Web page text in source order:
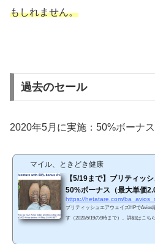
もしれません。
過去のセール
2020年5月に実施：50%ボーナス
マイル、ときどき健康
【5/19まで】ブリティッ
50%ボーナス（最大単価
https://hetatare.com/
ブリティッシュエアウェイズHPでAvios
す（2020/5/19の9時まで）。詳細はこち